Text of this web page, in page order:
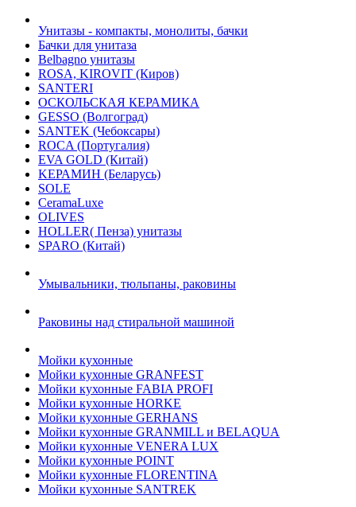
Унитазы - компакты, монолиты, бачки
Бачки для унитаза
Belbagno унитазы
ROSA, KIROVIT (Киров)
SANTERI
ОСКОЛЬСКАЯ КЕРАМИКА
GESSO (Волгоград)
SANTEK (Чебоксары)
ROCA (Португалия)
EVA GOLD (Китай)
KЕРАМИН (Беларусь)
SOLE
CeramaLuxe
OLIVES
HOLLER( Пенза) унитазы
SPARO (Китай)
Умывальники, тюльпаны, раковины
Раковины над стиральной машиной
Мойки кухонные
Мойки кухонные GRANFEST
Мойки кухонные FABIA PROFI
Мойки кухонные HORKE
Мойки кухонные GERHANS
Мойки кухонные GRANMILL и BELAQUA
Мойки кухонные VENERA LUX
Мойки кухонные POINT
Мойки кухонные FLORENTINA
Мойки кухонные SANTREK